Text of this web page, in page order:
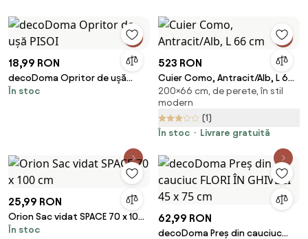
18,99 RON
decoDoma Opritor de uşă
PISOI
În stoc
523 RON
Cuier Como, Antracit/Alb, L 66
cm
200×66 cm, de perete, în stil
modern
(1)
În stoc
Livrare gratuită
25,99 RON
Orion Sac vidat SPACE 70 x 100
cm
În stoc
62,99 RON
decoDoma Preș din cauciuc